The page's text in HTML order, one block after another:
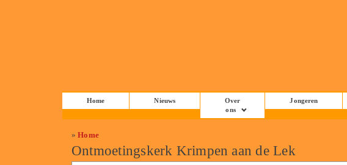
Home Nieuws
Over
ons
Jongeren
»Home
Ontmoetingskerk Krimpen aan de Lek